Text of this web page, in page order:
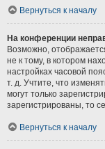
Вернуться к началу
На конференции
Возможно,
не к тому, в котором
настройках часовой
т. д. Учтите, что
могут только
зарегистрированы, то
Вернуться к началу